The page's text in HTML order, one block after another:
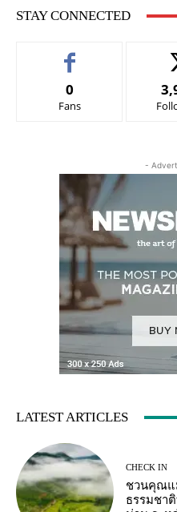
STAY CONNECTED
0
Fans
-
LATEST ARTICLES
CHECK IN
ชวนคุณแ
ธรรมชา